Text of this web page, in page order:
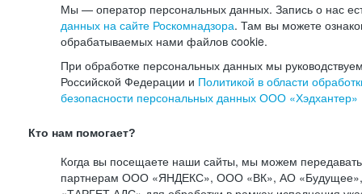
Мы — оператор персональных данных. Запись о нас
данных на сайте Роскомнадзора. Там вы можете
обрабатываемых нами файлов cookie.
При обработке персональных данных мы
Российской Федерации и Политикой в области
безопасности персональных данных ООО «Хэдхантер»
Кто нам помогает?
Когда вы посещаете наши сайты, мы можем
партнерам ООО «ЯНДЕКС», ООО «ВК», АО